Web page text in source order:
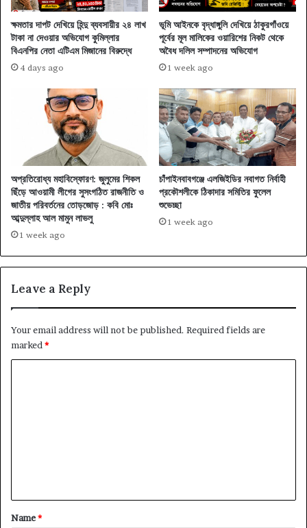
ক্ষমতার দাপট দেখিয়ে হিন্দু ব্যবসায়ীর ২৪ লাখ
টাকা না দেওয়ার অভিযোগ কুমিল্লার
বিএনপির নেতা এটিএম মিজানের বিরুদ্ধে
4 days ago
ভূমি আইনকে বৃদ্ধাঙ্গুলি দেখিয়ে ঠাকুরগাঁওয়ে
পূর্বের মূল মালিকের ওয়ারিশের নিকট থেকে
অবৈধ দলিল সম্পাদনের অভিযোগ
1 week ago
অপ্রতিরোধ্য মহাবিস্ফোরণ: জুলুমের শিকল
ছিঁড়ে আওয়ামী লীগের সুসংগঠিত রাজনীতি ও
জাতীয় পরিবর্তনের তোড়জোড় : কবি মোঃ
আব্দুল্লাহ আল মামুন লাভলু
1 week ago
চাঁপাইনবাবগঞ্জে এলজিইডির নবাগত নির্বাহী
প্রকৌশলীকে ঠিকাদার সমিতির ফুলেল
শুভেচ্ছা
1 week ago
Leave a Reply
Your email address will not be published. Required fields are
marked *
*
Name*